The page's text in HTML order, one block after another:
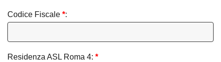
Codice Fiscale *:
Residenza ASL Roma 4: *